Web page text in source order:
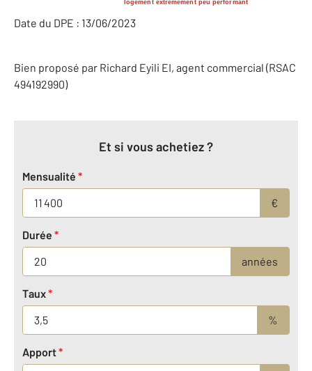
logement extrêmement peu performant
Date du DPE : 13/06/2023
Bien proposé par Richard Eyili EI, agent commercial (RSAC
494192990)
Et si vous achetiez ?
Mensualité *
€
Durée *
années
Taux*
%
Apport*